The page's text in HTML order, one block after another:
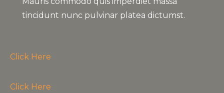
tincidunt nunc pulvinar platea dictumst.
Click Here
Click Here